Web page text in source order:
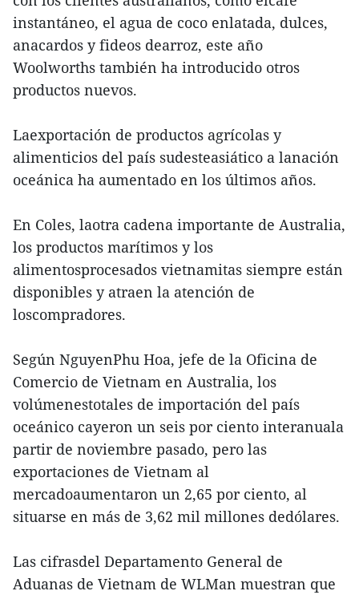
instantáneo, el agua de coco enlatada, dulces,
anacardos y fideos dearroz, este año
Woolworths también ha introducido otros
productos nuevos.
Laexportación de productos agrícolas y
alimenticios del país sudesteasiático a lanación
oceánica ha aumentado en los últimos años.
En Coles, laotra cadena importante de Australia,
los productos marítimos y los
alimentosprocesados vietnamitas siempre están
disponibles y atraen la atención de
loscompradores.
Según NguyenPhu Hoa, jefe de la Oficina de
Comercio de Vietnam en Australia, los
volúmenestotales de importación del país
oceánico cayeron un seis por ciento interanuala
partir de noviembre pasado, pero las
exportaciones de Vietnam al
mercadoaumentaron un 2,65 por ciento, al
situarse en más de 3,62 mil millones dedólares.
Las cifrasdel Departamento General de
Aduanas de Vietnam de WLMan muestran que